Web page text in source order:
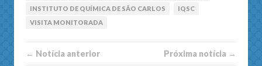
INSTITUTO DE QUÍMICA DE SÃO CARLOS
IQSC
VISITA MONITORADA
← Notí­cia anterior Próxima notí­­cia →